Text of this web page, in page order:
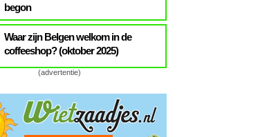
begon
Waar zijn Belgen welkom in de
coffeeshop? (oktober 2025)
(advertentie)